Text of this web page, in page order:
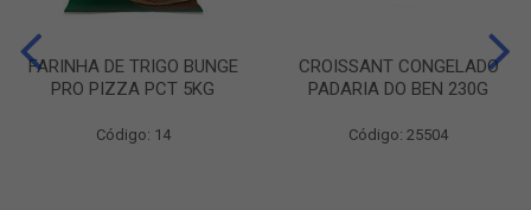
FARINHA DE TRIGO BUNGE
PRO PIZZA PCT 5KG
Código: 14
CROISSANT CONGELADO
PADARIA DO BEN 230G
Código: 25504